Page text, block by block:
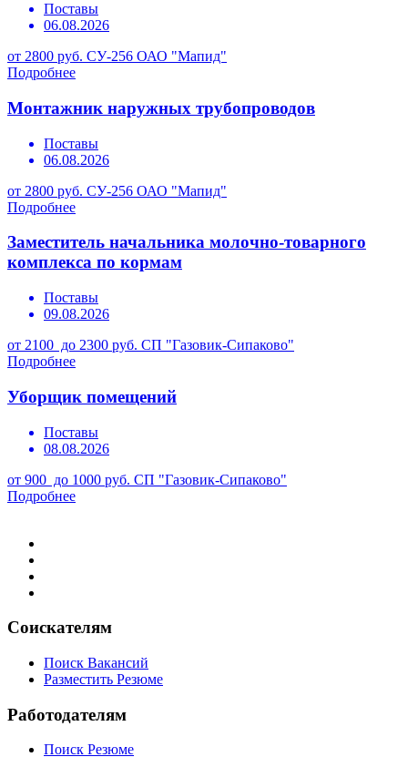
Поставы
06.08.2026
от 2800 руб. СУ-256 ОАО "Мапид"
Подробнее
Монтажник наружных трубопроводов
Поставы
06.08.2026
от 2800 руб. СУ-256 ОАО "Мапид"
Подробнее
Заместитель начальника молочно-товарного
комплекса по кормам
Поставы
09.08.2026
от 2100 до 2300 руб. СП "Газовик-Сипаково"
Подробнее
Уборщик помещений
Поставы
08.08.2026
от 900 до 1000 руб. СП "Газовик-Сипаково"
Подробнее
Соискателям
Поиск Вакансий
Разместить Резюме
Работодателям
Поиск Резюме